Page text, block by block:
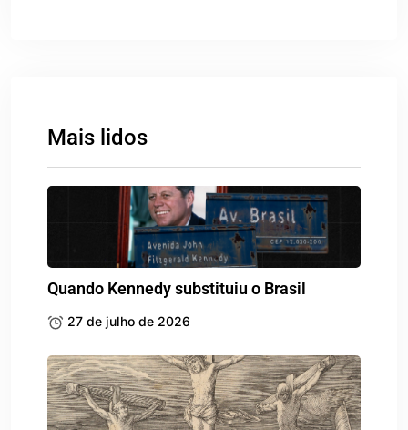
Mais lidos
Quando Kennedy substituiu o Brasil
27 de julho de 2026